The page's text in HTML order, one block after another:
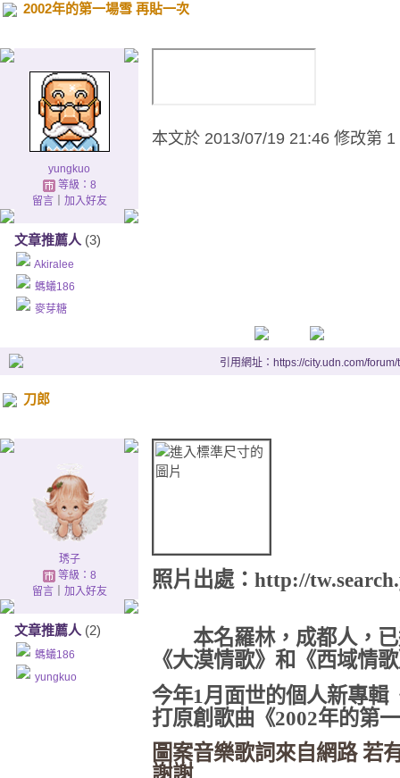
2002年的第一場雪 再貼一次
yungkuo
等級：8
留言｜ 加入好友
文章推薦人 (3)
Akiralee
螞蟻186
麥芽糖
本文於 2013/07/19 21:46 修改第 1
引用網址：https://city.udn.com/
刀郎
琇子
等級：8
留言｜ 加入好友
文章推薦人 (2)
螞蟻186
yungkuo
照片出處：http://
本名羅林，成都人，已
《大漠情歌》和《西域情
今年1月面世的個人新專輯
打原創歌曲《2002年的第
圖案音樂歌詞來自網路 若